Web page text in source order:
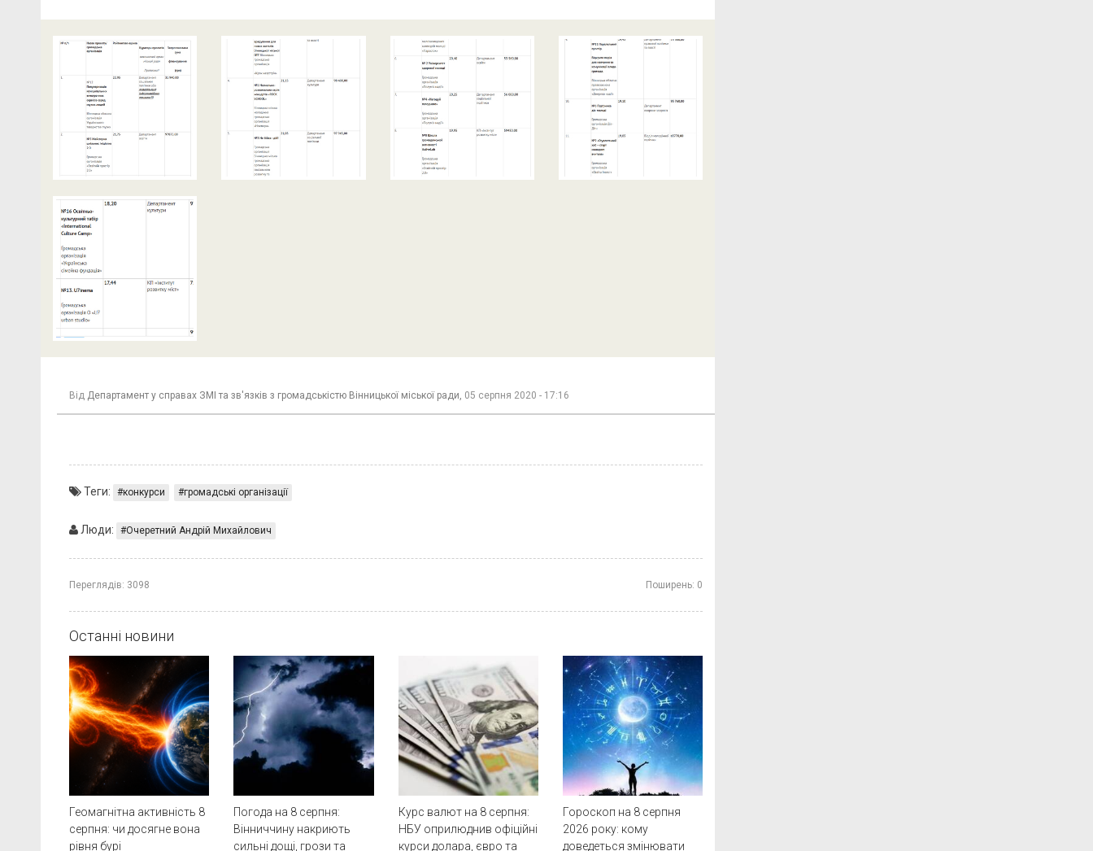
Від Департамент у справах ЗМІ та зв'язків з громадськістю Вінницької міської ради, 05 серпня 2020 - 17:16
Теги: конкурси громадські організації
Люди: Очеретний Андрій Михайлович
Переглядів: 3098 Поширень: 0
Останні новини
Геомагнітна активність 8
серпня: чи досягне вона
рівня бурі
Погода на 8 серпня:
Вінниччину накриють
сильні дощі, грози та
Курс валют на 8 серпня:
НБУ оприлюднив офіційні
курси долара, євро та
Гороскоп на 8 серпня
2026 року: кому
доведеться змінювати